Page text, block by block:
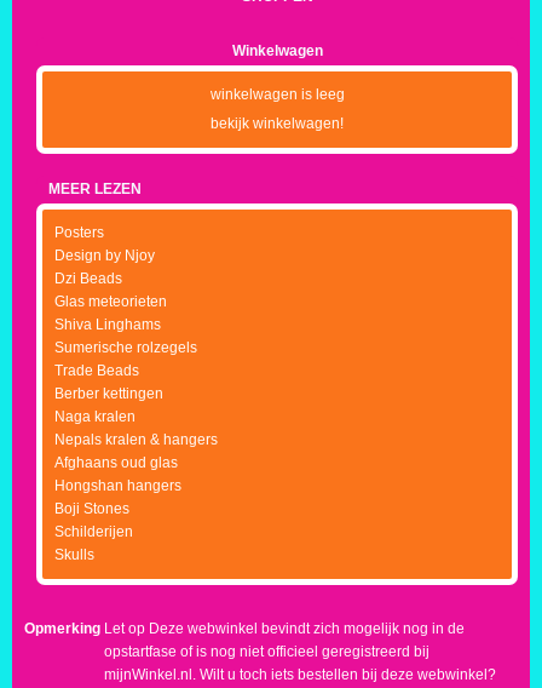
Winkelwagen
winkelwagen is leeg
bekijk winkelwagen!
MEER LEZEN
Posters
Design by Njoy
Dzi Beads
Glas meteorieten
Shiva Linghams
Sumerische rolzegels
Trade Beads
Berber kettingen
Naga kralen
Nepals kralen & hangers
Afghaans oud glas
Hongshan hangers
Boji Stones
Schilderijen
Skulls
Opmerking Let op Deze webwinkel bevindt zich mogelijk nog in de
opstartfase of is nog niet officieel geregistreerd bij
mijnWinkel.nl. Wilt u toch iets bestellen bij deze webwinkel?